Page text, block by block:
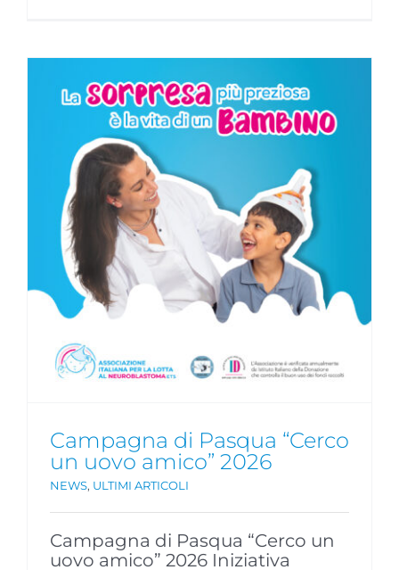
Campagna di Pasqua “Cerco
un uovo amico” 2026
NEWS, ULTIMI ARTICOLI
Campagna di Pasqua “Cerco un
uovo amico” 2026 Iniziativa